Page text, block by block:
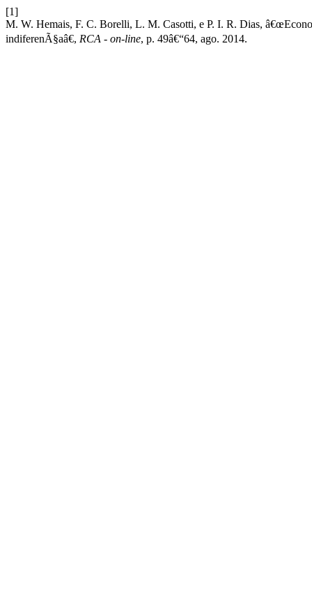
[1]
M. W. Hemais, F. C. Borelli, L. M. Casotti, e P. I. R. Dias,
indiferenÃ§aâ€, RCA - on-line, p. 49â€“64, ago. 2014.